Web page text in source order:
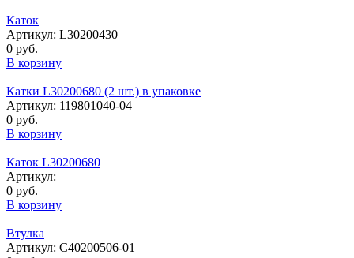
Каток
Артикул: L30200430
0 руб.
В корзину
Катки L30200680 (2 шт.) в упаковке
Артикул: 119801040-04
0 руб.
В корзину
Каток L30200680
Артикул:
0 руб.
В корзину
Втулка
Артикул: C40200506-01